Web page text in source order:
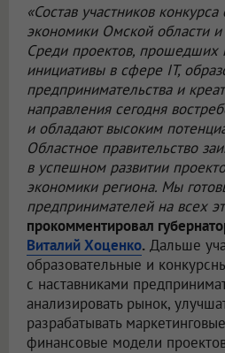
«Состав участников конкурса
экономики Омской области и
Среди проектов,
инициативы в сфере IT,
предпринимательства и
направления сегодня
и обладают высоким
Областное правительство
в успешном развитии
экономики региона. Мы
предпринимателей на всех
прокомментировал
Виталий Хоценко. Дальше
образовательные и
с наставниками
анализировать рынок,
разрабатывать
финансовые модели